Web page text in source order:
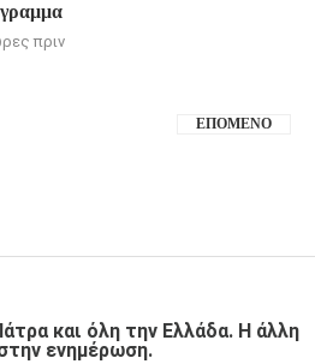
πριν
ΕΠΌΜΕΝΟ
και όλη την Ελλάδα. Η άλλη
ενημέρωση.